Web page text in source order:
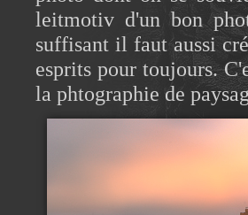
leitmotiv d'un bon
suffisant il faut aussi
esprits pour toujours.
la phtographie de